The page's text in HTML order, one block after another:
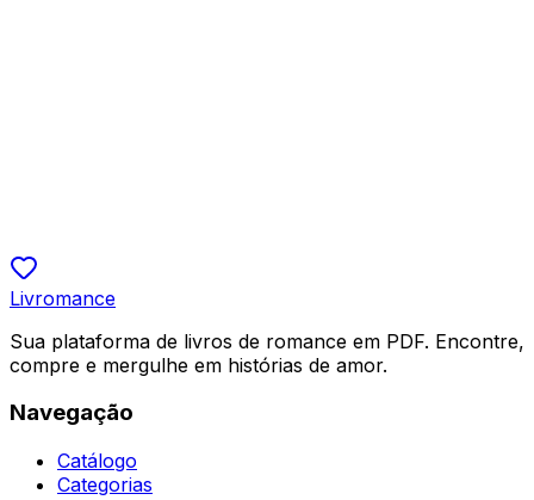
Livromance
Sua plataforma de livros de romance em PDF. Encontre,
compre e mergulhe em histórias de amor.
Navegação
Catálogo
Categorias